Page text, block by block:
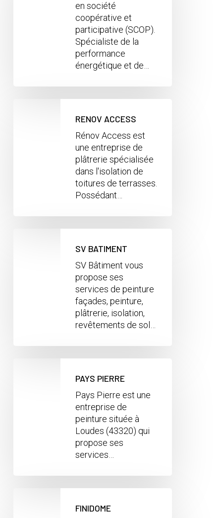
en société
coopérative et
participative (SCOP).
Spécialiste de la
performance
énergétique et de…
RENOV ACCESS
Rénov Access est
une entreprise de
plâtrerie spécialisée
dans l'isolation de
toitures de terrasses.
Possédant…
SV BATIMENT
SV Bâtiment vous
propose ses
services de peinture
façades, peinture,
plâtrerie, isolation,
revêtements de sol…
PAYS PIERRE
Pays Pierre est une
entreprise de
peinture située à
Loudes (43320) qui
propose ses
services…
FINIDOME